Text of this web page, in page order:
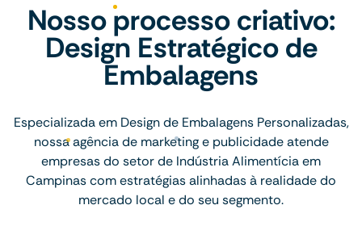
Nosso processo criativo:
Design Estratégico de
Embalagens
Especializada em Design de Embalagens Personalizadas,
nossa agência de marketing e publicidade atende
empresas do setor de Indústria Alimentícia em
Campinas com estratégias alinhadas à realidade do
mercado local e do seu segmento.